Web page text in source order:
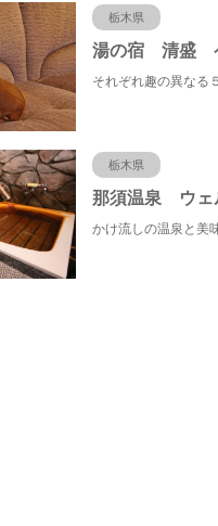
栃木県
栃木県